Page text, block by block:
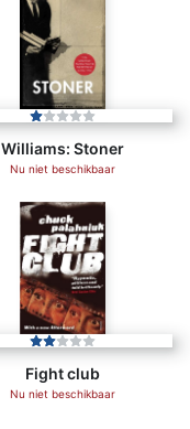
Williams: Stoner
Nu niet beschikbaar
Fight club
Nu niet beschikbaar